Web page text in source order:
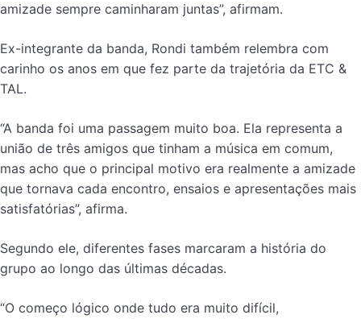
amizade sempre caminharam juntas”, afirmam.
Ex-integrante da banda, Rondi também relembra com
carinho os anos em que fez parte da trajetória da ETC &
TAL.
“A banda foi uma passagem muito boa. Ela representa a
união de três amigos que tinham a música em comum,
mas acho que o principal motivo era realmente a amizade
que tornava cada encontro, ensaios e apresentações mais
satisfatórias”, afirma.
Segundo ele, diferentes fases marcaram a história do
grupo ao longo das últimas décadas.
“O começo lógico onde tudo era muito difícil,